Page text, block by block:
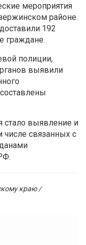
мероприятия
районе.
192
граждане.
полиции,
выявили
стало выявление и
числе связанных с
краю /